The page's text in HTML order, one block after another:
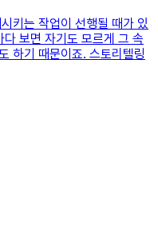
키는 작업이 선행될 때가 있
보면 자기도 모르게 그 속
하기 때문이죠. 스토리텔링